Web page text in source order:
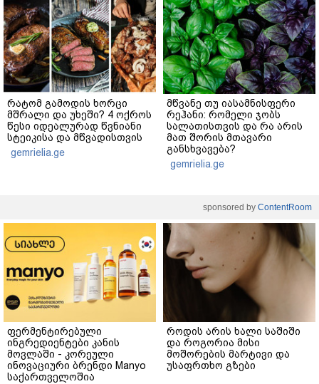
რატომ გამოდის ხორცი
მშრალი და უხეში? 4 ოქროს
წესი იდეალურად წვნიანი
სტეიკისა და მწვადისთვის
gemrielia.ge
მწვანე თუ იასამნისფერი
რეჰანი: რომელი ჯობს
სალათისთვის და რა არის
მათ შორის მთავარი
განსხვავება?
gemrielia.ge
sponsored by ContentRoom
ფერმენტირებული
ინგრედიენტები კანის
მოვლაში - კორეული
ინოვაციური ბრენდი Manyo
საქართველოშია
როდის არის ხალი საშიში
და როგორია მისი
მოშორების მარტივი და
უსაფრთხო გზები